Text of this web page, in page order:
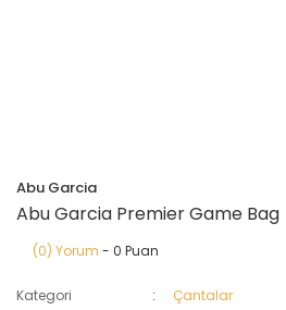
Abu Garcia
Abu Garcia Premier Game Bag
(0) Yorum - 0 Puan
Kategori
Çantalar